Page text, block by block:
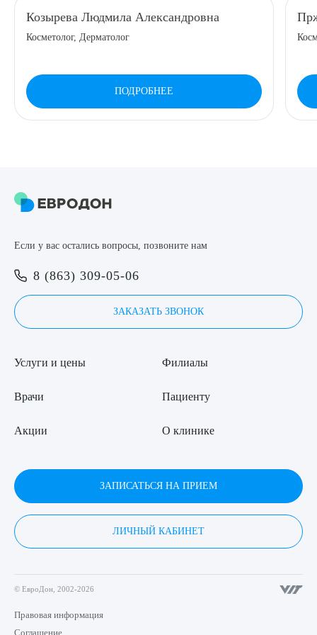
8 (863) 309-05-06
ЗАПИСЬ ОНЛАЙН
Козырева Людмила Александровна
Косметолог, Дерматолог
ПОДРОБНЕЕ
Если у вас остались вопросы, позвоните нам
8 (863) 309-05-06
ЗАКАЗАТЬ ЗВОНОК
Услуги и цены
Врачи
Акции
Филиалы
Пациенту
О клинике
ЗАПИСАТЬСЯ НА ПРИЕМ
ЛИЧНЫЙ КАБИНЕТ
© ЕвроДон, 2002-2026
Правовая информация
Соглашение
Я даю согласие наобработку персональных данных